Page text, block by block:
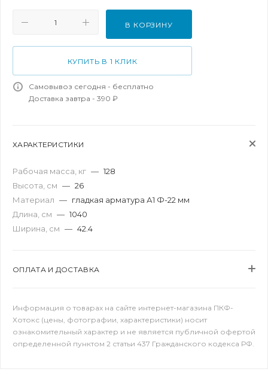
В КОРЗИНУ
КУПИТЬ В 1 КЛИК
Самовывоз сегодня - бесплатно
Доставка завтра - 390 ₽
ХАРАКТЕРИСТИКИ
Рабочая масса, кг — 128
Высота, см — 26
Материал — гладкая арматура А1 Ф-22 мм
Длина, см — 1040
Ширина, см — 42.4
ОПЛАТА И ДОСТАВКА
Информация о товарах на сайте интернет-магазина ПКФ-
Хотокс (цены, фотографии, характеристики) носит
ознакомительный характер и не является публичной офертой
определенной пунктом 2 статьи 437 Гражданского кодекса РФ.